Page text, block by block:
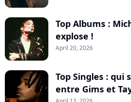
Top Albums :
explose !
April 20, 2026
Top Singles : qui
entre Gims et